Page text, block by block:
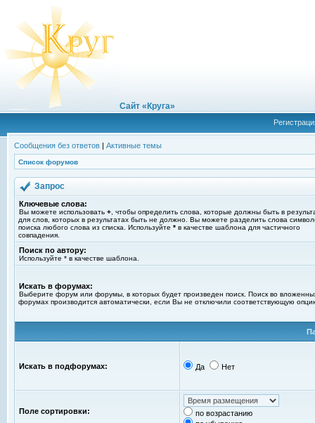
Сайт «Круга»
Сообщения без ответов | Активные темы
Список форумов
Запрос
Ключевые слова:
Вы можете использовать + , чтобы определить слова, которые должны быть в
для слов, которых в результатах быть не должно. Вы можете разделить слова
поиска любого слова из списка. Используйте * в качестве шаблона для частичного
совпадения.
Поиск по автору:
Используйте * в качестве шаблона.
Искать в форумах:
Выберите форум или форумы, в которых будет произведен поиск. Поиск во
форумах производится автоматически, если Вы не отключили соответствующую
Искать в подфорумах: Да Нет
Поле сортировки:
по возрастанию